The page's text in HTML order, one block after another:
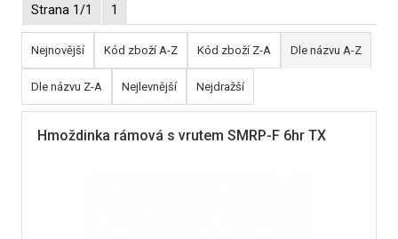
Strana 1/1 1
Nejnovější Kód zboží A-Z Kód zboží Z-A Dle názvu A-Z
Dle názvu Z-A Nejlevnější Nejdražší
Hmoždinka rámová s vrutem SMRP-F 6hr TX